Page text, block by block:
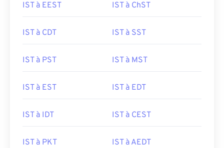
IST à EEST IST à ChST
IST à CDT IST à SST
IST à PST IST à MST
IST à EST IST à EDT
IST à IDT IST à CEST
IST à PKT IST à AEDT